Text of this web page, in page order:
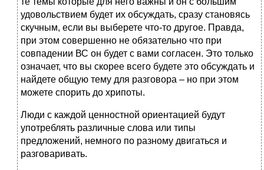
удовольствием будет их обсуждать, сразу становясь
скучным, если вы выберете что-то другое. Правда,
при этом совершенно не обязательно что при
совпадении ВС он будет с вами согласен. Это только
означает, что вы скорее всего будете это обсуждать и
найдете общую тему для разговора – но при этом
можете спорить до хрипоты.
Люди с каждой ценностной ориентацией будут
употреблять различные слова или типы
предложений, немного по разному двигаться и
разговаривать.